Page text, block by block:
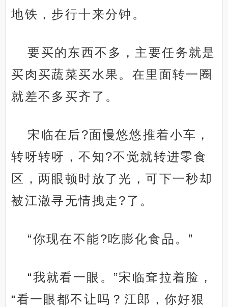
地铁，步行十来分钟。
要买的东西不多，主要任务就是
买肉买蔬菜买水果。在里面转一圈
就差不多买齐了。
宋临在后?面慢悠悠推着小车，
转呀转呀，不知?不觉就转进零食
区，两眼顿时放了光，可下一秒却
被江澈寻无情拽走?了。
“你现在不能?吃膨化食品。”
“我就看一眼。”宋临耷拉着脸，
“看一眼都不让吗？江郎，你好狠